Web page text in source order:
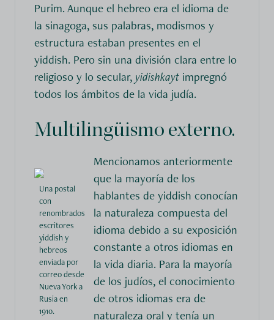
Purim. Aunque el hebreo era el idioma de
la sinagoga, sus palabras, modismos y
estructura estaban presentes en el
yiddish. Pero sin una división clara entre lo
religioso y lo secular, yidishkayt impregnó
todos los ámbitos de la vida judía.
Multilingüismo externo.
Una postal
con
renombrados
escritores
yiddish y
hebreos
enviada por
correo desde
Nueva York a
Rusia en
1910.
Mencionamos anteriormente
que la mayoría de los
hablantes de yiddish conocían
la naturaleza compuesta del
idioma debido a su exposición
constante a otros idiomas en
la vida diaria. Para la mayoría
de los judíos, el conocimiento
de otros idiomas era de
naturaleza oral y tenía un